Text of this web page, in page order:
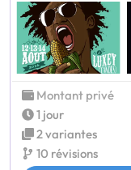
Montant privé
1 jour
2 variantes
10 révisions